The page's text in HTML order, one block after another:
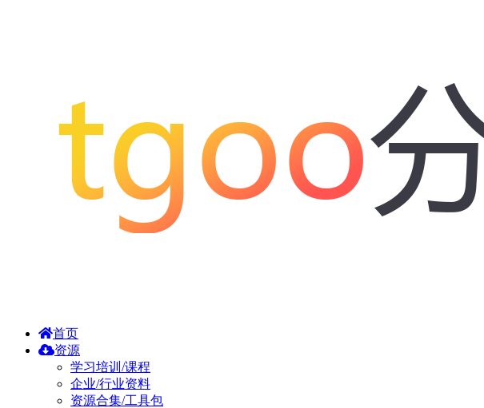
首页
资源
学习培训/课程
企业/行业资料
资源合集/工具包